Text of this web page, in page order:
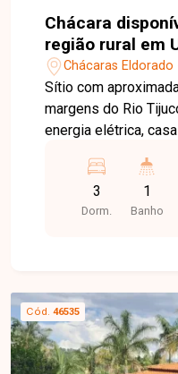
Chácara
região rural em
Chácaras Eldorado
Sítio com
margens do Rio
energia elétrica,
paiol pequeno,
com braquiária e
3
Dorm.
1
Banho
Cód. 46535